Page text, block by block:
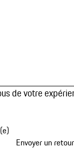
de votre
Envoyer un retour